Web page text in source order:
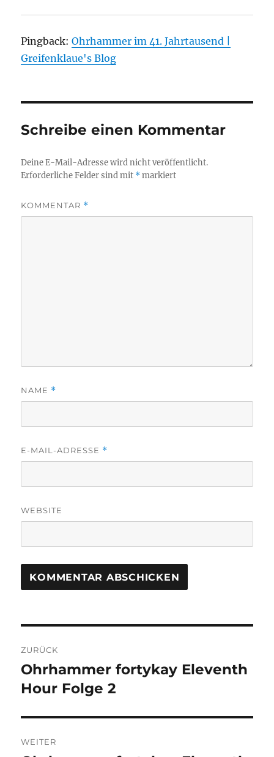
Pingback:Ohrhammer im 41. Jahrtausend |
Greifenklaue's Blog
Schreibe einen Kommentar
Deine E-Mail-Adresse wird nicht veröffentlicht.
Erforderliche Felder sind mit *markiert
KOMMENTAR *
NAME *
E-MAIL-ADRESSE *
WEBSITE
ZURÜCK
Vorheriger
Beitrag:
Ohrhammer fortykay Eleventh
Hour Folge 2
WEITER